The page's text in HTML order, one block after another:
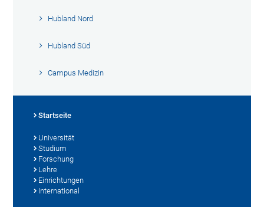
Hubland Nord
Hubland Süd
Campus Medizin
Startseite
Universität
Studium
Forschung
Lehre
Einrichtungen
International